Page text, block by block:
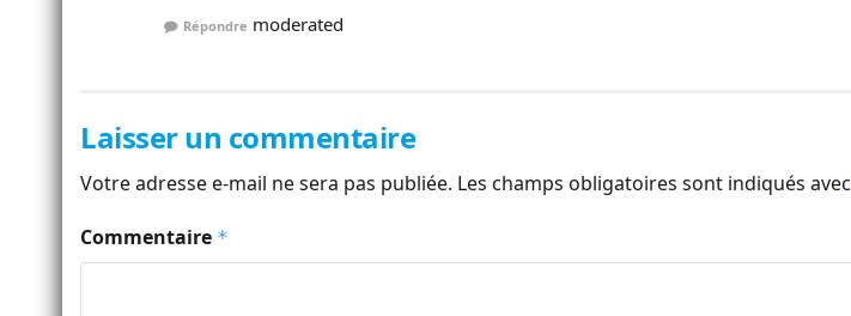
Répondre moderated
Laisser un commentaire
Votre adresse e-mail ne sera pas publiée. Les champs obligatoires sont indiqués avec
Commentaire *